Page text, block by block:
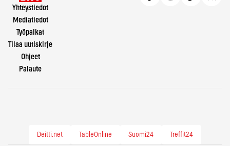
Yhteystiedot
Mediatiedot
Työpaikat
Tilaa uutiskirje
Ohjeet
Palaute
Deitti.net TableOnline Suomi24 Treffit24